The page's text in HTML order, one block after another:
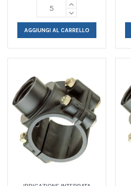
AGGIUNGI AL CARRELLO